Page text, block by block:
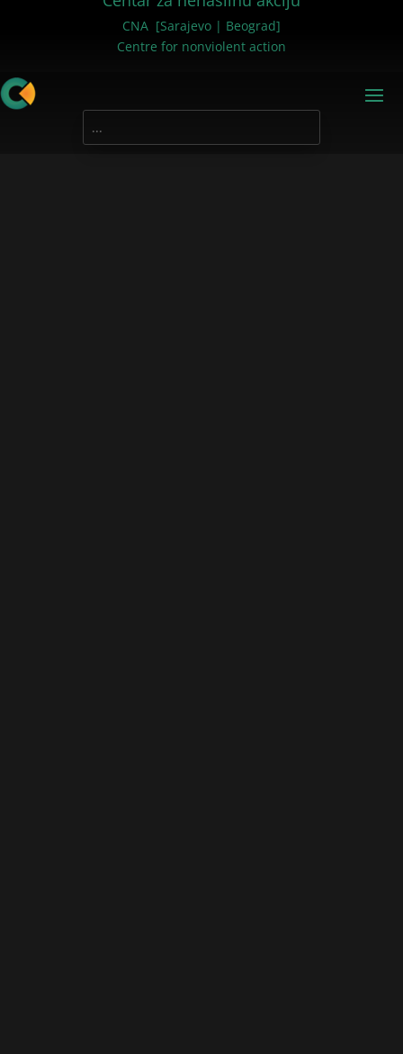
CNA [Sarajevo | Beograd]
Centre for nonviolent action